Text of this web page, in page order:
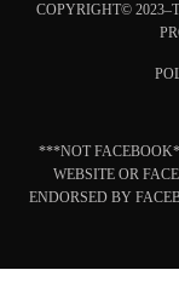
COPYRIGHT©
***NOT
WEBSITE OR
ENDORSED BY